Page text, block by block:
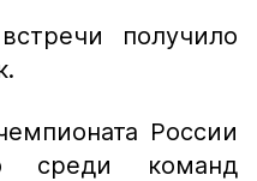
получило
России
среди команд